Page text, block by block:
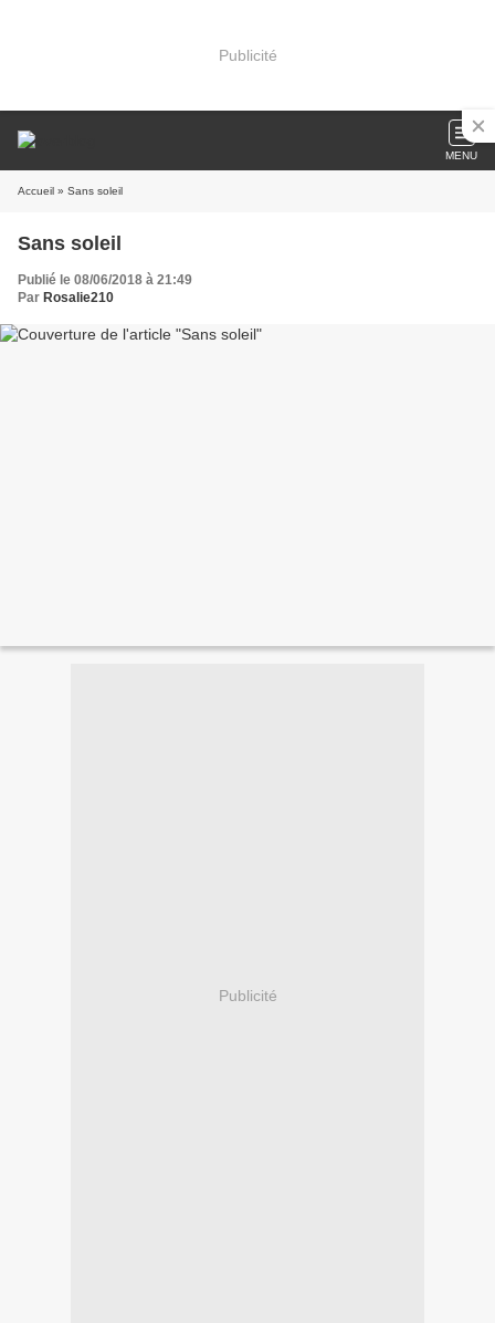
Publicité
MENU
Accueil » Sans soleil
Sans soleil
Publié le 08/06/2018 à 21:49
Par Rosalie210
Publicité